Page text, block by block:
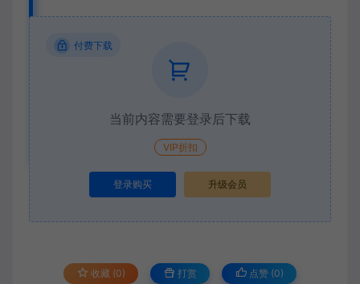
付费下载
当前内容需要登录后下载
VIP折扣
登录购买 升级会员
收藏 (0) 打赏 点赞 (0)